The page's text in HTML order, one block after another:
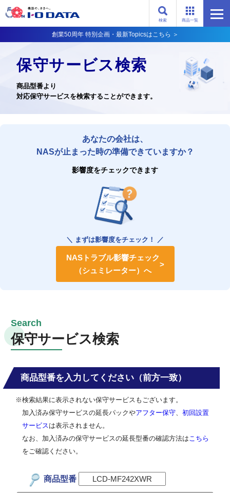
商品一覧
検索
創業50周年 特別企画・最新Topicsはこちら ＞
保守サービス検索
商品型番より
対応保守サービスを検索することができます。
あなたの会社は、
NASが止まった時の準備できていますか？
影響度をチェックできます
＼ まずは影響度をチェック！ ／
NASトラブル影響チェック
（シュミレーター）へ
保守サービス検索
商品型番を入力してください（前方一致）
※検索結果に表示されない保守サービスもございます。
加入済み保守サービスの延長パックやアフター保守
初回設置
サービス は表示されません。
なお、加入済みの保守サービスの延長型番の確認方法は こちら
をご確認ください。
商品型番